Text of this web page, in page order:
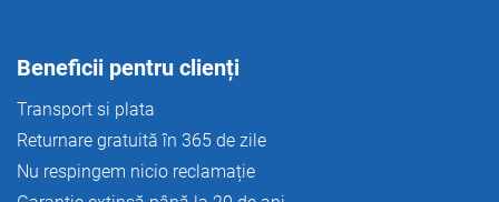
Beneficii pentru clienți
Transport si plata
Returnare gratuită în 365 de zile
Nu respingem nicio reclamație